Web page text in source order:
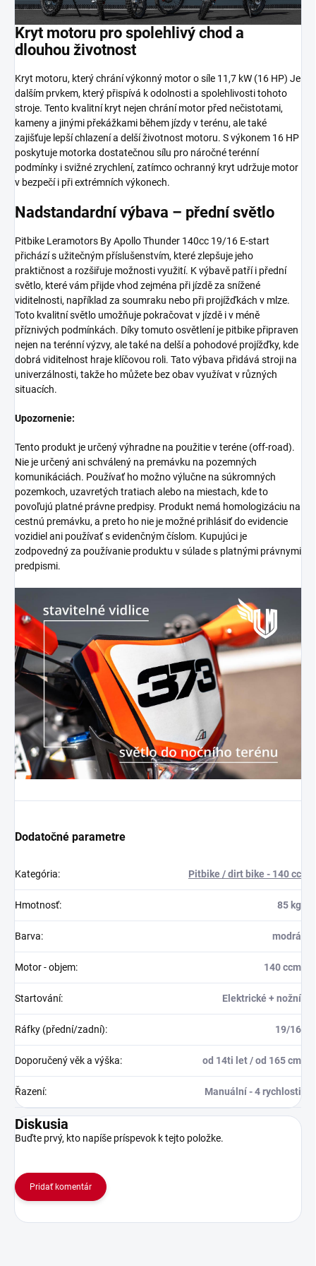
Kryt motoru pro spolehlivý chod a
dlouhou životnost
Kryt motoru, který chrání výkonný motor o síle 11,7 kW (16 HP) Je
dalším prvkem, který přispívá k odolnosti a spolehlivosti tohoto
stroje. Tento kvalitní kryt nejen chrání motor před nečistotami,
kameny a jinými překážkami během jízdy v terénu, ale také
zajišťuje lepší chlazení a delší životnost motoru. S výkonem 16 HP
poskytuje motorka dostatečnou sílu pro náročné terénní
podmínky i svižné zrychlení, zatímco ochranný kryt udržuje motor
v bezpečí i při extrémních výkonech.
Nadstandardní výbava – přední světlo
Pitbike Leramotors By Apollo Thunder 140cc 19/16 E-start
přichází s užitečným příslušenstvím, které zlepšuje jeho
praktičnost a rozšiřuje možnosti využití. K výbavě patří i přední
světlo, které vám přijde vhod zejména při jízdě za snížené
viditelnosti, například za soumraku nebo při projížďkách v mlze.
Toto kvalitní světlo umožňuje pokračovat v jízdě i v méně
příznivých podmínkách. Díky tomuto osvětlení je pitbike připraven
nejen na terénní výzvy, ale také na delší a pohodové projížďky, kde
dobrá viditelnost hraje klíčovou roli. Tato výbava přidává stroji na
univerzálnosti, takže ho můžete bez obav využívat v různých
situacích.
Upozornenie:
Tento produkt je určený výhradne na použitie v teréne (off-road).
Nie je určený ani schválený na premávku na pozemných
komunikáciách. Používať ho možno výlučne na súkromných
pozemkoch, uzavretých tratiach alebo na miestach, kde to
povoľujú platné právne predpisy. Produkt nemá homologizáciu na
cestnú premávku, a preto ho nie je možné prihlásiť do evidencie
vozidiel ani používať s evidenčným číslom. Kupujúci je
zodpovedný za používanie produktu v súlade s platnými právnymi
predpismi.
Dodatočné parametre
Kategória: Pitbike / dirt bike - 140 cc
Hmotnosť: 85 kg
Barva: modrá
Motor - objem: 140 ccm
Startování: Elektrické + nožní
Ráfky (přední/zadní): 19/16
Doporučený věk a výška: od 14ti let / od 165 cm
Řazení: Manuální - 4 rychlosti
Diskusia
Buďte prvý, kto napíše príspevok k tejto položke.
Pridať komentár